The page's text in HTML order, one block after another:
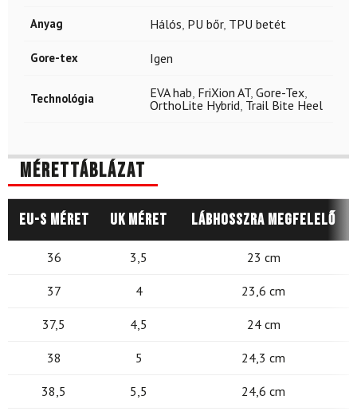
Anyag Hálós PU bőr, TPU betét
Gore-tex Igen
Technológia EVA hab FriXion AT, Gore-Tex
OrthoLite Hybrid Trail Bite Heel
Mérettáblázat
EU-s méret UK méret Lábhosszra megfelelő
36 3,5 23 cm
37 4 23,6 cm
37,5 4,5 24 cm
38 5 24,3 cm
38,5 5,5 24,6 cm